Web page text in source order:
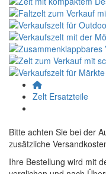
Zelt Ersatzteile
Bitte achten Sie bei der
zusätzliche
Ihre Bestellung wird mit